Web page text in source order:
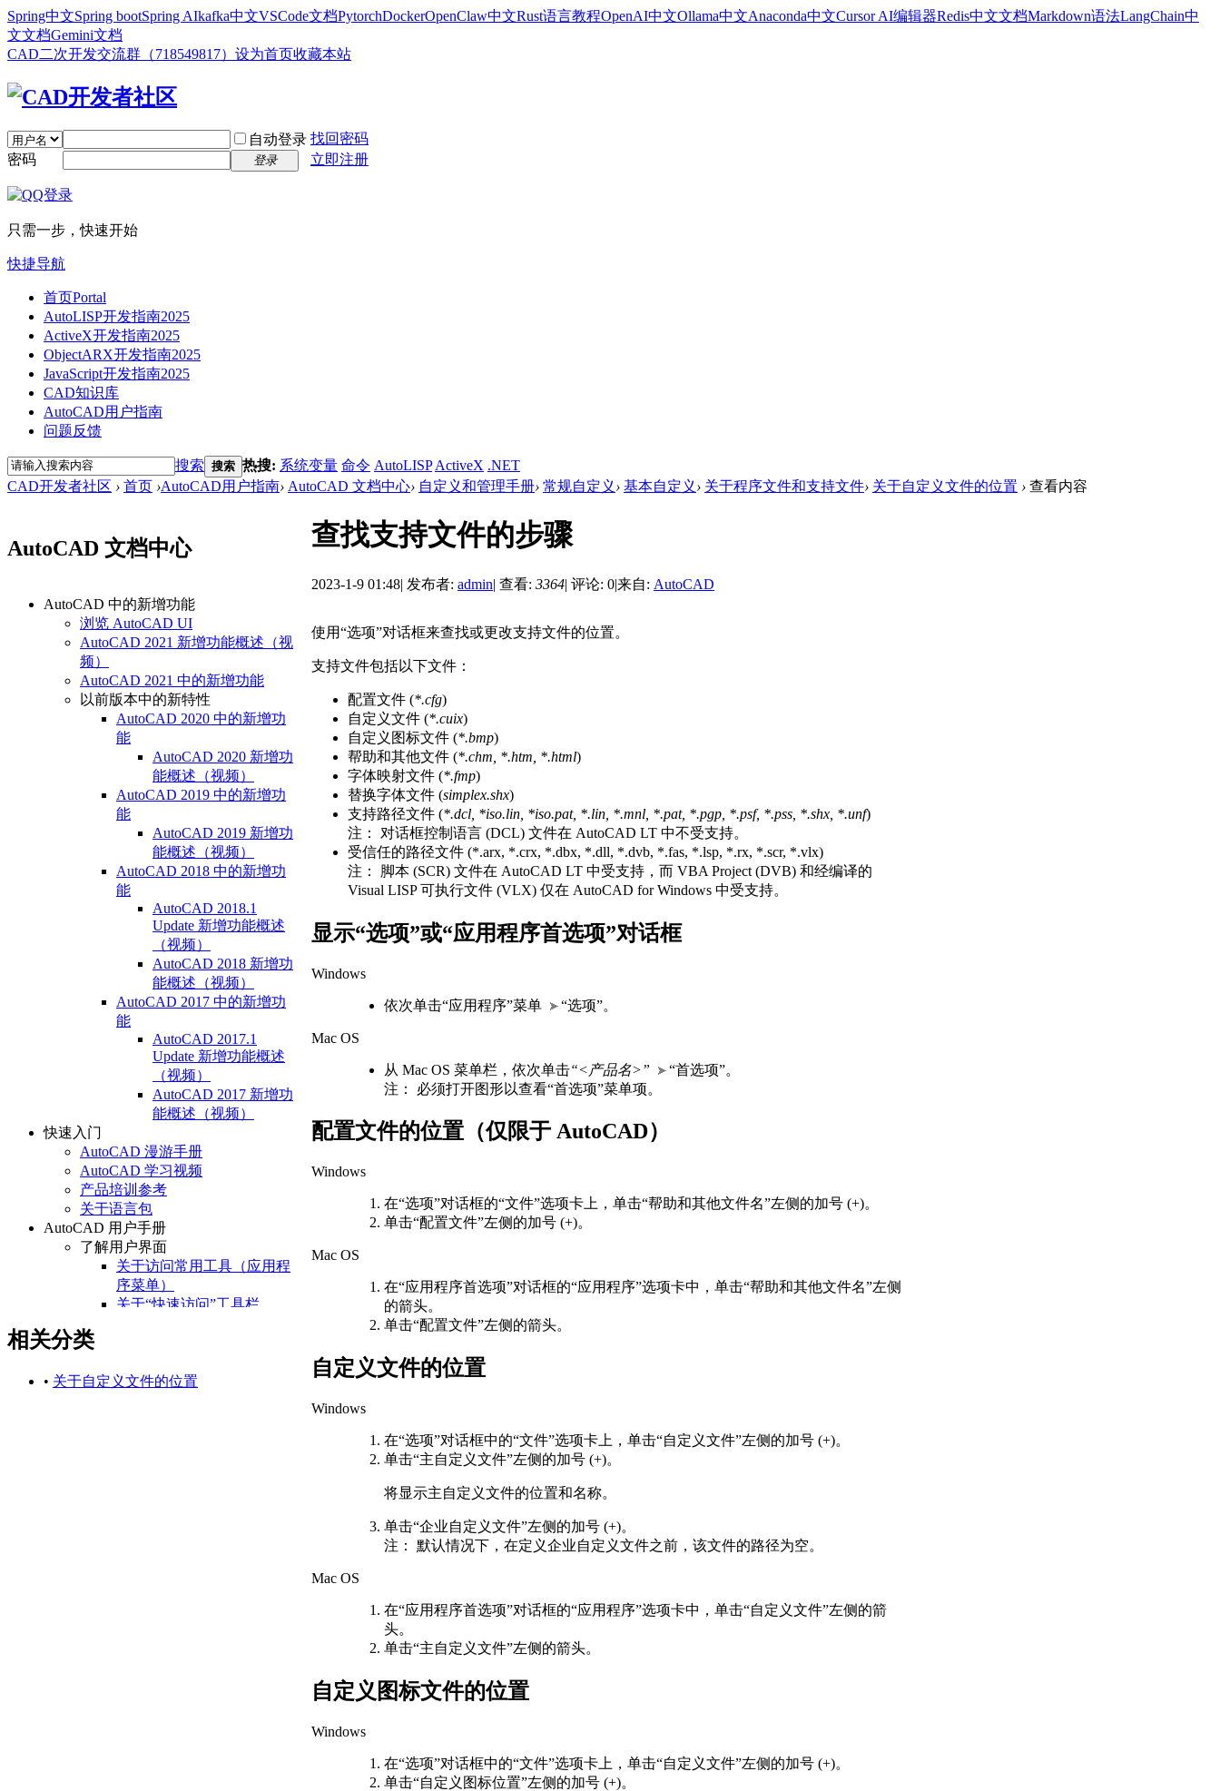
Spring中文Spring bootSpring AIkafka中文VSCode文档PytorchDockerOpenClaw中文Rust语言教程OpenAI中文Ollama中文Anaconda中文Cursor AI编辑器Redis中文文档Markdown语法LangChain中
文文档Gemini文档
CAD二次开发交流群（718549817） 设为首页收藏本站
自动登录 找回密码
密码
登录 立即注册
只需一步，快速开始
快捷导航
首页Portal
AutoLISP开发指南2025
ActiveX开发指南2025
ObjectARX开发指南2025
JavaScript开发指南2025
CAD知识库
AutoCAD用户指南
问题反馈
搜索 搜索 热搜: 系统变量 命令 AutoLISP ActiveX .NET
CAD开发者社区 › 首页 ›AutoCAD用户指南› AutoCAD 文档中心› 自定义和管理手册› 常规自定义 › 基本自定义 › 关于程序文件和支持文件› 关于自定义文件的位置 › 查看内容
AutoCAD 文档中心
AutoCAD 中的新增功能
浏览 AutoCAD UI
AutoCAD 2021 新增功能概述（视
频）
AutoCAD 2021 中的新增功能
以前版本中的新特性
AutoCAD 2020 中的新增功
能
AutoCAD 2020 新增功
能概述（视频）
AutoCAD 2019 中的新增功
能
AutoCAD 2019 新增功
能概述（视频）
AutoCAD 2018 中的新增功
能
AutoCAD 2018.1
Update 新增功能概述
（视频）
AutoCAD 2018 新增功
能概述（视频）
AutoCAD 2017 中的新增功
能
AutoCAD 2017.1
Update 新增功能概述
（视频）
AutoCAD 2017 新增功
能概述（视频）
快速入门
AutoCAD 漫游手册
AutoCAD 学习视频
产品培训参考
关于语言包
AutoCAD 用户手册
了解用户界面
关于访问常用工具（应用程
序菜单）
关于“快速访问”工具栏
关于快捷菜单
相关分类
• 关于自定义文件的位置
查找支持文件的步骤
2023-1-9 01:48| 发布者: admin| 查看: 3364| 评论: 0|来自: AutoCAD
使用“选项”对话框来查找或更改支持文件的位置。
支持文件包括以下文件：
配置文件 (*.cfg)
自定义文件 (*.cuix)
自定义图标文件 (*.bmp)
帮助和其他文件 (*.chm, *.htm, *.html)
字体映射文件 (*.fmp)
替换字体文件 (simplex.shx)
支持路径文件 (*.dcl, *iso.lin, *iso.pat, *.lin, *.mnl, *.pat, *.pgp, *.psf, *.pss, *.shx, *.unf)
注：
对话框控制语言 (DCL) 文件在 AutoCAD LT 中不受支持。
受信任的路径文件 (*.arx, *.crx, *.dbx, *.dll, *.dvb, *.fas, *.lsp, *.rx, *.scr, *.vlx)
注：
脚本 (SCR) 文件在 AutoCAD LT 中受支持，而 VBA Project (DVB) 和经编译的
Visual LISP 可执行文件 (VLX) 仅在 AutoCAD for Windows 中受支持。
显示“选项”或“应用程序首选项”对话框
Windows
依次单击“应用程序”菜单 “选项”。
Mac OS
从 Mac OS 菜单栏，依次单击“<产品名>”
“首选项”。
注：
必须打开图形以查看“首选项”菜单项。
配置文件的位置（仅限于 AutoCAD）
Windows
在“选项”对话框的“文件”选项卡上，单击“帮助和其他文件名”左侧的加号 (+)。
单击“配置文件”左侧的加号 (+)。
Mac OS
在“应用程序首选项”对话框的“应用程序”选项卡中，单击“帮助和其他文件名”左侧
的箭头。
单击“配置文件”左侧的箭头。
自定义文件的位置
Windows
在“选项”对话框中的“文件”选项卡上，单击“自定义文件”左侧的加号 (+)。
单击“主自定义文件”左侧的加号 (+)。
将显示主自定义文件的位置和名称。
单击“企业自定义文件”左侧的加号 (+)。
注：
默认情况下，在定义企业自定义文件之前，该文件的路径为空。
Mac OS
在“应用程序首选项”对话框的“应用程序”选项卡中，单击“自定义文件”左侧的箭
头。
单击“主自定义文件”左侧的箭头。
自定义图标文件的位置
Windows
在“选项”对话框中的“文件”选项卡上，单击“自定义文件”左侧的加号 (+)。
单击“自定义图标位置”左侧的加号 (+)。